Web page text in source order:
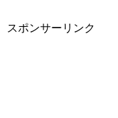
スポンサーリンク